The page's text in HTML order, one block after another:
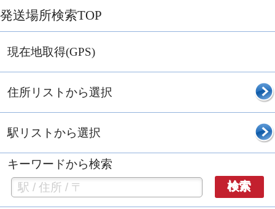
発送場所検索TOP
現在地取得(GPS)
住所リストから選択
駅リストから選択
キーワードから検索
検索